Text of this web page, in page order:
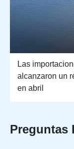
Las
alcanzaron un
en abril
Preguntas